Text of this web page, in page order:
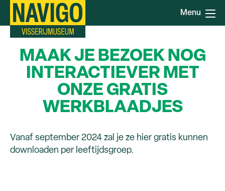
Overslaan
inhoud
Menu
MAAK JE BEZOEK NOG
INTERACTIEVER MET
ONZE GRATIS
WERKBLAADJES
Vanaf september 2024 zal je ze hier gratis kunnen
downloaden per leeftijdsgroep.